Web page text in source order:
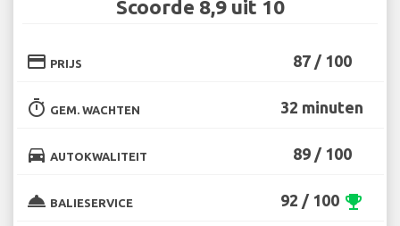
Scoorde 8,9 uit 10
credit_card PRIJS 87 / 100
timer GEM. WACHTEN 32 minuten
directions_car AUTOKWALITEIT 89 / 100
room_service BALIESERVICE 92 / 100 emoji_events